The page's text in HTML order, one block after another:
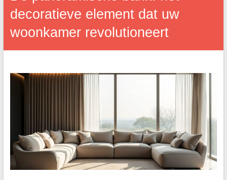
decoratieve element dat uw
woonkamer revolutioneert